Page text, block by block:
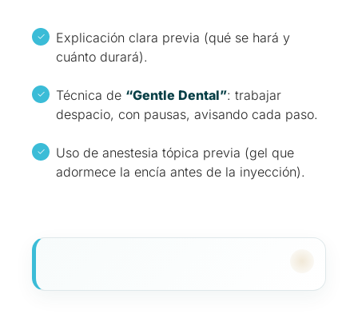
Explicación clara previa (qué se hará y
cuánto durará).
Técnica de “Gentle Dental”: trabajar
despacio, con pausas, avisando cada paso.
Uso de anestesia tópica previa (gel que
adormece la encía antes de la inyección).